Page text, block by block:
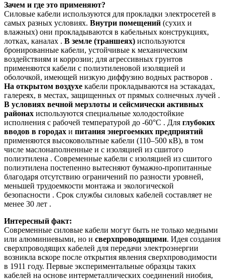
Зачем и где это применяют?
Силовые кабели используются для прокладки электросетей в
самых разных условиях. Внутри помещений (сухих и
влажных) они прокладываются в кабельных конструкциях,
лотках, каналах . В земле (траншеях) используются
бронированные кабели, устойчивые к механическим
воздействиям и коррозии; для агрессивных грунтов
применяются кабели с полиэтиленовой изоляцией и
оболочкой, имеющей низкую диффузию водных растворов .
На открытом воздухе кабели прокладываются на эстакадах,
галереях, в местах, защищенных от прямых солнечных лучей .
В условиях вечной мерзлоты и сейсмически активных
районах используются специальные холодостойкие
исполнения с рабочей температурой до -60°C . Для глубоких
вводов в городах и питания энергоемких предприятий
применяются высоковольтные кабели (110–500 кВ), в том
числе маслонаполненные и с изоляцией из сшитого
полиэтилена . Современные кабели с изоляцией из сшитого
полиэтилена постепенно вытесняют бумажно-пропитанные
благодаря отсутствию ограничений по разности уровней,
меньшей трудоемкости монтажа и экологической
безопасности . Срок службы силовых кабелей составляет не
менее 30 лет .
Интересный факт:
Современные силовые кабели могут быть не только медными
или алюминиевыми, но и сверхпроводящими. Идея создания
сверхпроводящих кабелей для передачи электроэнергии
возникла вскоре после открытия явления сверхпроводимости
в 1911 году. Первые экспериментальные образцы таких
кабелей на основе интерметаллических соединений ниобия,